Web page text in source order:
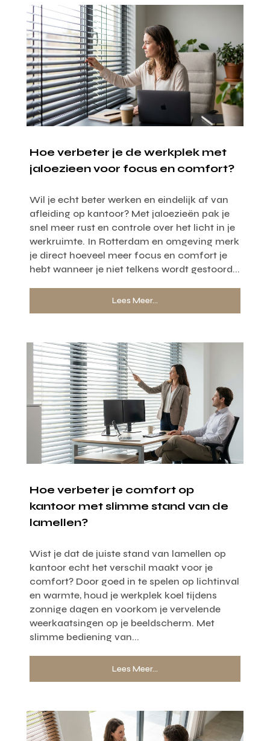
Hoe verbeter je de werkplek met
jaloezieen voor focus en comfort?
Wil je echt beter werken en eindelijk af van
afleiding op kantoor? Met jaloezieën pak je
snel meer rust en controle over het licht in je
werkruimte. In Rotterdam en omgeving merk
je direct hoeveel meer focus en comfort je
hebt wanneer je niet telkens wordt gestoord...
Lees Meer...
Hoe verbeter je comfort op
kantoor met slimme stand van de
lamellen?
Wist je dat de juiste stand van lamellen op
kantoor echt het verschil maakt voor je
comfort? Door goed in te spelen op lichtinval
en warmte, houd je werkplek koel tijdens
zonnige dagen en voorkom je vervelende
weerkaatsingen op je beeldscherm. Met
slimme bediening van...
Lees Meer...